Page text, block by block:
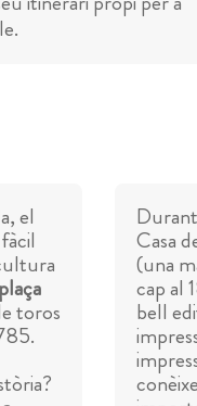
el
plaça
toros
Casa
(una
cap al
bell